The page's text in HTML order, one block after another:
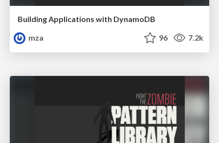
Building Applications with DynamoDB
mza
96 7.2k